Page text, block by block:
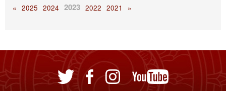
« 2025 2024 2023 2022 2021 »